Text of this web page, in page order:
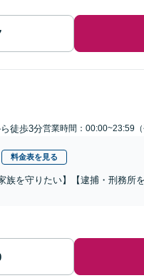
徒歩3分営業時間：00:00~23:59（
料金表を見る
を守りたい】【逮捕・刑務所